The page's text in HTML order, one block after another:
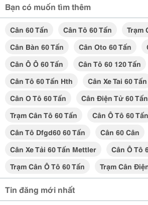
Bạn có muốn tìm thêm
Cân 60 Tấn Cân Tô 60 Tấn
Trạm
Cân Bàn 60 Tấn
Cân Oto 60 Tấn
Cân Ô Ô 60 Tấn
Cân Tô 60 120 Tấn
Cân Tô 60 Tấn Hth
Cân Xe Tai 60 Tấn
Cân O Tô 60 Tấn
Cân Điện Tử 60 Tấn
Trạm Cân Tô 60 Tấn
Cân Ô Tô 60 Tấn
Cân Tô Dfgd60 60 Tấn
Cân 60 Cân
Cân Xe Tải 60 Tấn Mettler
Cân Ô Tô
Trạm Cân Ô Tô 60 Tấn
Trạm Cân
Tin đăng mới nhất